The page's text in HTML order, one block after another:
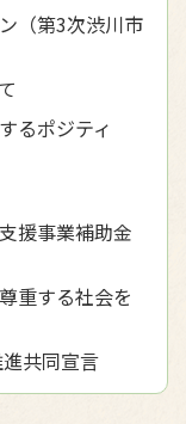
（第3次渋川市
るポジティ
援事業補助金
重する社会を
共同宣言